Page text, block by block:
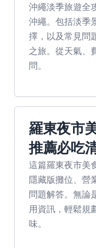
沖繩淡季旅遊全
沖繩。包括淡季
擇，以及常見問
之旅。從天氣、
問。
羅東夜市
推薦必吃
這篇羅東夜市美
隱藏版攤位、營
問題解答。無論
用資訊，輕鬆規
味。